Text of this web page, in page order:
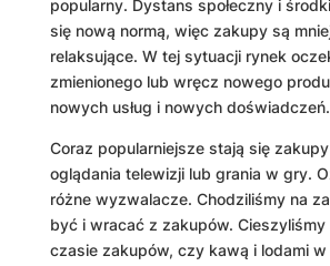
popularny. Dystans społeczny i
się nową normą, więc zakupy są
relaksujące. W tej sytuacji rynek
zmienionego lub wręcz nowego
nowych usług i nowych doświadczeń.
Coraz popularniejsze stają się
oglądania telewizji lub grania w gry.
różne wyzwalacze. Chodziliśmy na
być i wracać z zakupów. Cieszyliśmy
czasie zakupów, czy kawą i lodami w